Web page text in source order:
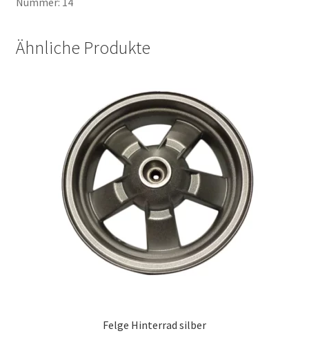
Ähnliche Produkte
Felge Hinterrad silber